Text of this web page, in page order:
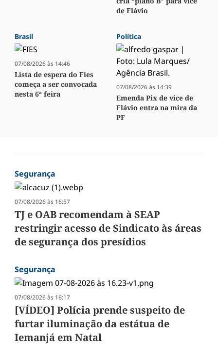
de Flávio
Brasil
07/08/2026 às 14:46
Lista de espera do Fies
começa a ser convocada
nesta 6ª feira
Política
07/08/2026 às 14:39
Emenda Pix de vice de
Flávio entra na mira da
PF
Segurança
07/08/2026 às 16:57
TJ e OAB recomendam à SEAP
restringir acesso de Sindicato às áreas
de segurança dos presídios
Segurança
07/08/2026 às 16:17
[VÍDEO] Polícia prende suspeito de
furtar iluminação da estátua de
Iemanjá em Natal